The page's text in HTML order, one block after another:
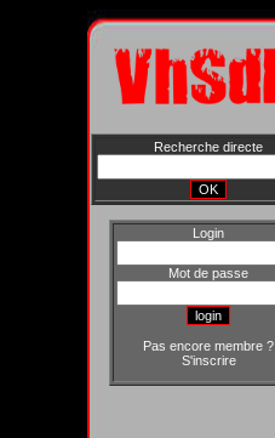
Recherche directe
Login
Mot de passe
Pas encore membre ?
S'inscrire